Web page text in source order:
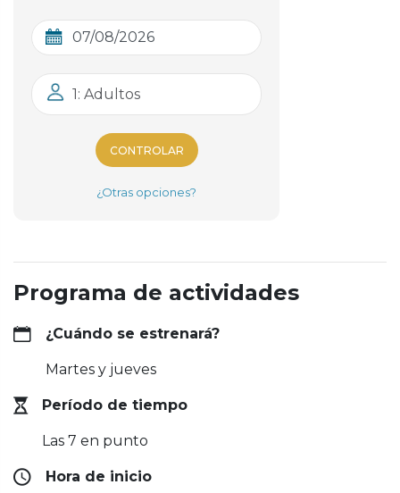
1: Adultos
CONTROLAR
¿Otras opciones?
Programa de actividades
¿Cuándo se estrenará?
Martes y jueves
Período de tiempo
Las 7 en punto
Hora de inicio